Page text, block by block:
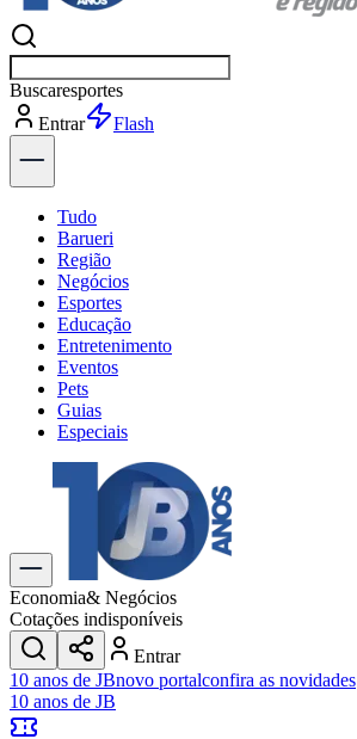
Buscarpolítica
Entrar
Explorar
Tudo
Barueri
Região
Negócios
Esportes
Educação
Entretenimento
Eventos
Pets
Guias
Especiais
Explore Tudo
Últimas Notícias
Previsão do Tempo
Trânsito e Rotas
Dia a Dia & Lazer
Transportes
Gastronomia
Cinema & Shows
JogosNovo
Para Sua Empresa
Economia& Negócios
Cotações indisponíveis
Entrar
10 anos de JBnovo portalconfira as novidades
10 anos de JB